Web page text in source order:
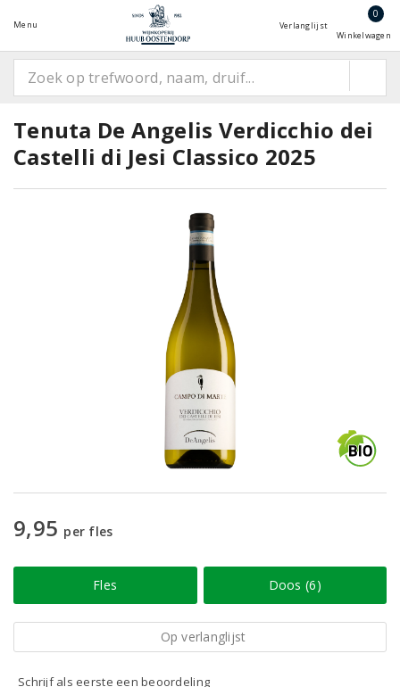
Menu Verlanglijst
0
Winkelwagen
Tenuta De Angelis Verdicchio dei
Castelli di Jesi Classico 2025
9,95 per fles
Fles Doos (6)
Op verlanglijst
Schrijf als eerste een beoordeling